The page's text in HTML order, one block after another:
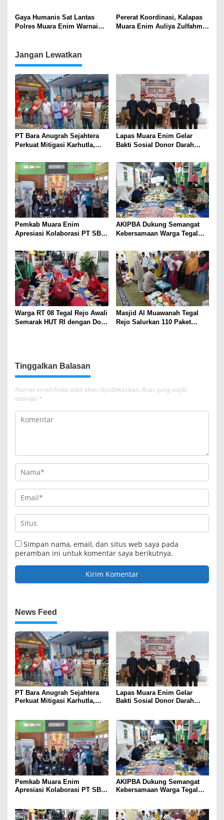
Cup 2026
Sepanjang 2025
Gaya Humanis Sat Lantas
Polres Muara Enim Warnai
Pererat Koordinasi, Kalapas
Muara Enim Auliya Zulfahmi
Jangan Lewatkan
PT Bara Anugrah Sejahtera
Perkuat Mitigasi Karhutla,
Lawang Kidul Edukasi Warga
Lapas Muara Enim Gelar
Bakti Sosial Donor Darah
HUT ke-81 Republik Indonesia
Pemkab Muara Enim
Apresiasi Kolaborasi PT SBS
Warga Sekitar Tambang
AKIPBA Dukung Semangat
Kebersamaan Warga Tegal
Warga RT 08 Tegal Rejo Awali
Semarak HUT RI dengan Doa
Masjid Al Muawanah Tegal
Rejo Salurkan 110 Paket
Tinggalkan Balasan
Alamat email Anda tidak akan dipublikasikan. Ruas yang wajib
ditandai *
Simpan nama, email, dan situs web saya pada
peramban ini untuk komentar saya berikutnya.
News Feed
PT Bara Anugrah Sejahtera
Perkuat Mitigasi Karhutla,
Lapas Muara Enim Gelar
Bakti Sosial Donor Darah
Pemkab Muara Enim
Apresiasi Kolaborasi PT SBS
AKIPBA Dukung Semangat
Kebersamaan Warga Tegal